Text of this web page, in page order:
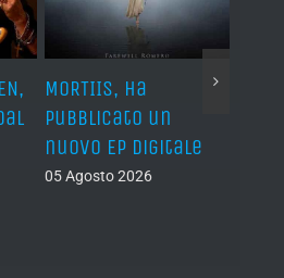
MORTIIS, ha
pubblicato un
nuovo EP digitale
05 Agosto 2026